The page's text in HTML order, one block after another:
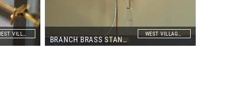
WEST VILLAGE TOKYO
BRANCH BRASS STAND 30・60